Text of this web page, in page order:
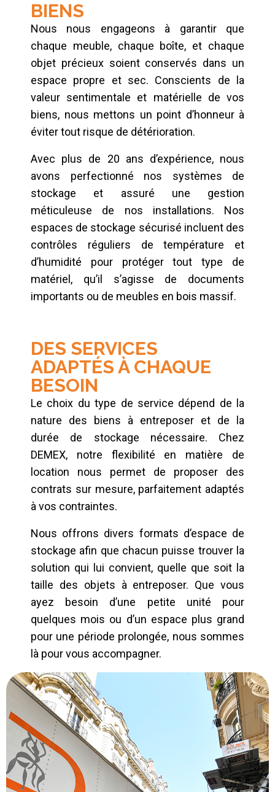
BIENS
Nous nous engageons à garantir que
chaque meuble, chaque boîte, et chaque
objet précieux soient conservés dans un
espace propre et sec. Conscients de la
valeur sentimentale et matérielle de vos
biens, nous mettons un point d’honneur à
éviter tout risque de détérioration.
Avec plus de 20 ans d’expérience, nous
avons perfectionné nos systèmes de
stockage et assuré une gestion
méticuleuse de nos installations. Nos
espaces de stockage sécurisé incluent des
contrôles réguliers de température et
d’humidité pour protéger tout type de
matériel, qu’il s’agisse de documents
importants ou de meubles en bois massif.
DES SERVICES
ADAPTÉS À CHAQUE
BESOIN
Le choix du type de service dépend de la
nature des biens à entreposer et de la
durée de stockage nécessaire. Chez
DEMEX, notre flexibilité en matière de
location nous permet de proposer des
contrats sur mesure, parfaitement adaptés
à vos contraintes.
Nous offrons divers formats d’espace de
stockage afin que chacun puisse trouver la
solution qui lui convient, quelle que soit la
taille des objets à entreposer. Que vous
ayez besoin d’une petite unité pour
quelques mois ou d’un espace plus grand
pour une période prolongée, nous sommes
là pour vous accompagner.